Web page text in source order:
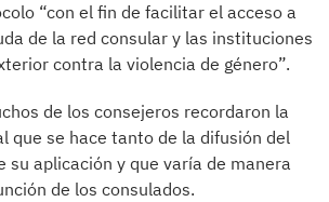
“con el fin de facilitar el acceso a
de la red consular y las instituciones
contra la violencia de género”.
de los consejeros recordaron la
que se hace tanto de la difusión del
su aplicación y que varía de manera
de los consulados.